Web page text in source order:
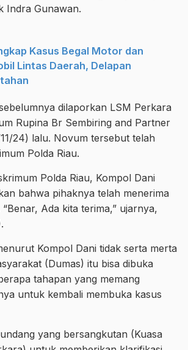
Indra Gunawan.
Kasus Begal Motor dan
Lintas Daerah, Delapan
dilaporkan LSM Perkara
Rupina Br Sembiring and Partner
24) lalu. Novum tersebut telah
Polda Riau.
Polda Riau, Kompol Dani
bahwa pihaknya telah menerima
Ada kita terima,” ujarnya,
Kompol Dani tidak serta merta
(Dumas) itu bisa dibuka
tahapan yang memang
untuk kembali membuka kasus
yang bersangkutan (Kuasa